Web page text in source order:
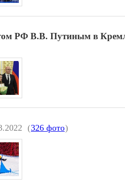
РФ В.В. Путиным в
(326 фото)